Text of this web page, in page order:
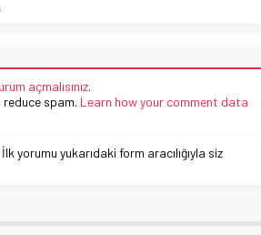
açmalısınız.
spam. Learn how your comment data
yorumu yukarıdaki form aracılığıyla siz